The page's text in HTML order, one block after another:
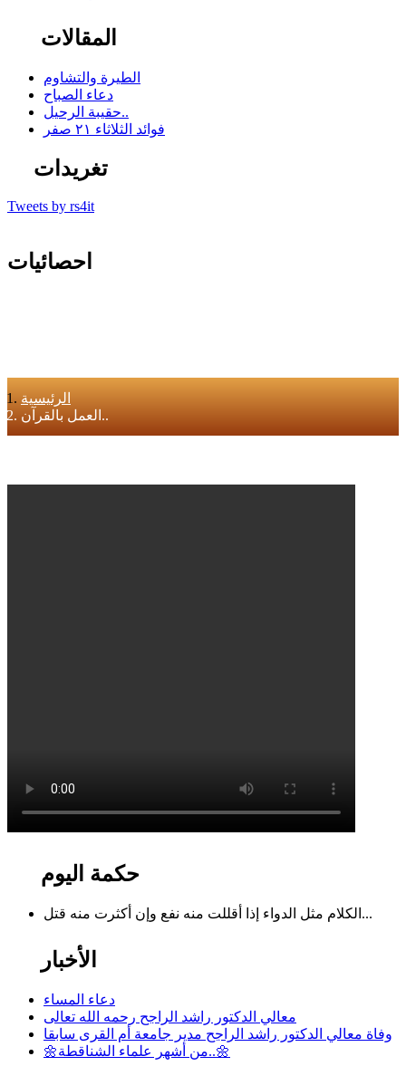
المقالات
الطيرة والتشاوم
دعاء الصباح
حقيبة الرحيل..
فوائد الثلاثاء ٢١ صفر
تغريدات
Tweets by rs4it
احصائيات
الرئيسية
العمل بالقرآن..
حكمة اليوم
الكلام مثل الدواء إذا أقللت منه نفع وإن أكثرت منه قتل...
الأخبار
دعاء المساء
معالي الدكتور راشد الراجح رحمه الله تعالى
وفاة معالي الدكتور راشد الراجح مدير جامعة أم القرى سابقا
🌼من أشهر علماء الشناقطة..🌼